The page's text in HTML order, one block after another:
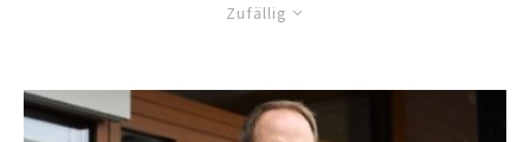
Zufällig